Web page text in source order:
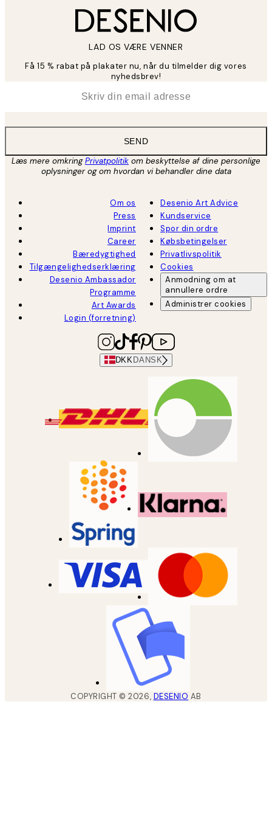
LAD OS VÆRE VENNER
Få 15 % rabat på plakater nu, når du tilmelder dig vores
nyhedsbrev!
SEND
Læs mere omkringPrivatpolitik om beskyttelse af dine personlige
oplysninger og om hvordan vi behandler dine data
Om os
Press
Imprint
Career
Bæredygtighed
Tilgængelighedserklæring
Desenio Ambassador
Programme
Art Awards
Login (forretning)
Desenio Art Advice
Kundservice
Spor din ordre
Købsbetingelser
Privatlivspolitik
Cookies
Anmodning om at
annullere ordre
Administrer cookies
DKK DANSK
COPYRIGHT ©2026, DESENIO AB